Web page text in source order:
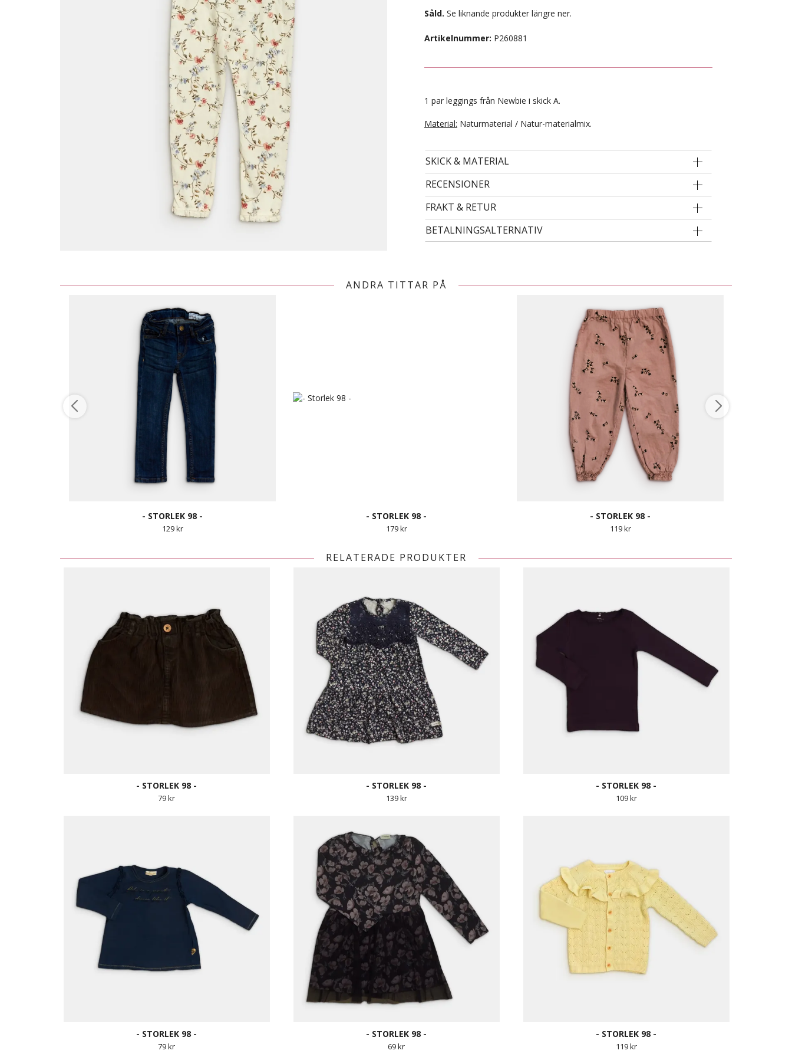
- STORLEK 98/104 -
Såld. Se liknande produkter längre ner.
Artikelnummer: P260881
1 par leggings från Newbie i skick A.
Material: Naturmaterial / Natur-materialmix.
SKICK & MATERIAL
RECENSIONER
FRAKT & RETUR
BETALNINGSALTERNATIV
ANDRA TITTAR PÅ
- STORLEK 98 -
129 kr
- STORLEK 98 -
179 kr
- STORLEK 98 -
119 kr
RELATERADE PRODUKTER
- STORLEK 98 -
79 kr
- STORLEK 98 -
139 kr
- STORLEK 98 -
109 kr
- STORLEK 98 -
79 kr
- STORLEK 98 -
69 kr
- STORLEK 98 -
119 kr